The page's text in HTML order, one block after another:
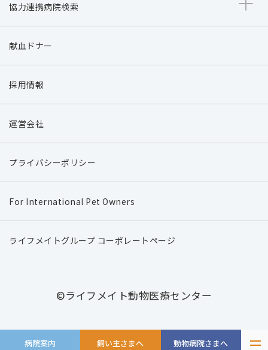
病院案内 飼い主さまへ 動物病院さまへ
協力連携病院検索
献血ドナー
採用情報
運営会社
プライバシーポリシー
For International Pet Owners
ライフメイトグループ コーポレートページ
©ライフメイト動物医療センター